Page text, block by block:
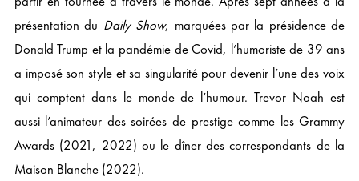
présentation du Daily Show, marquées par la présidence de
Donald Trump et la pandémie de Covid, l’humoriste de 39 ans
a imposé son style et sa singularité pour devenir l’une des voix
qui comptent dans le monde de l’humour. Trevor Noah est
aussi l’animateur des soirées de prestige comme les Grammy
Awards (2021, 2022) ou le dîner des correspondants de la
Maison Blanche (2022).